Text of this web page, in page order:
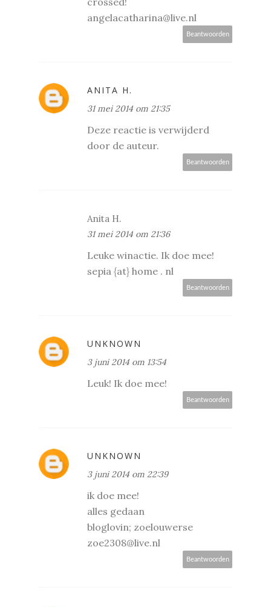
angelacatharina@live.nl
Beantwoorden
ANITA H.
31 mei 2014 om 21:35
Deze reactie is verwijderd
door de auteur.
Beantwoorden
Anita H.
31 mei 2014 om 21:36
Leuke winactie. Ik doe mee!
sepia {at} home . nl
Beantwoorden
UNKNOWN
3 juni 2014 om 13:54
Leuk! Ik doe mee!
Beantwoorden
UNKNOWN
3 juni 2014 om 22:39
ik doe mee!
alles gedaan
bloglovin; zoelouwerse
zoe2308@live.nl
Beantwoorden